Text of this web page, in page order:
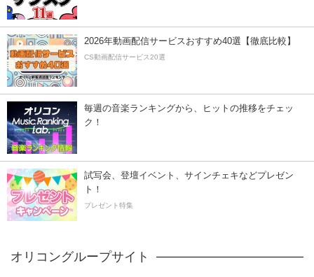
2026年動画配信サービスおすすめ40選【徹底比較】
CS動画配信サービス20選
毎週の音楽ランキングから、ヒットの推移をチェッ
ク！
試写会、登壇イベント、サインチェキなどプレゼン
ト！
プレゼント特集
オリコングループサイト